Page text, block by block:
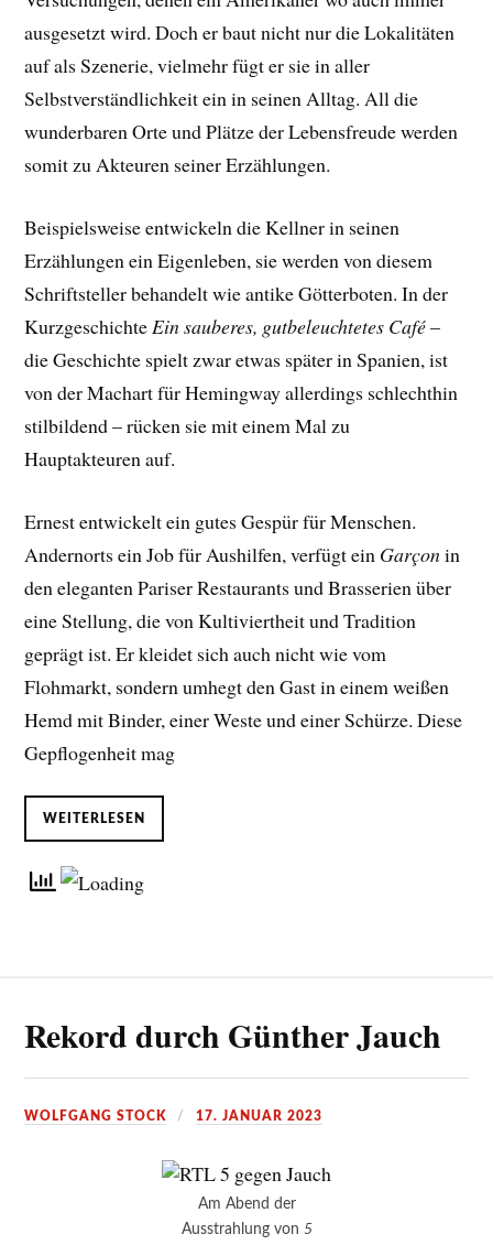
ausgesetzt wird. Doch er baut nicht nur die Lokalitäten
auf als Szenerie, vielmehr fügt er sie in aller
Selbstverständlichkeit ein in seinen Alltag. All die
wunderbaren Orte und Plätze der Lebensfreude werden
somit zu Akteuren seiner Erzählungen.
Beispielsweise entwickeln die Kellner in seinen
Erzählungen ein Eigenleben, sie werden von diesem
Schriftsteller behandelt wie antike Götterboten. In der
KurzgeschichteEin sauberes, gutbeleuchtetes Café–
die Geschichte spielt zwar etwas später in Spanien, ist
von der Machart für Hemingway allerdings schlechthin
stilbildend – rücken sie mit einem Mal zu
Hauptakteuren auf.
Ernest entwickelt ein gutes Gespür für Menschen.
Andernorts ein Job für Aushilfen, verfügt ein Garçonin
den eleganten Pariser Restaurants und Brasserien über
eine Stellung, die von Kultiviertheit und Tradition
geprägt ist. Er kleidet sich auch nicht wie vom
Flohmarkt, sondern umhegt den Gast in einem weißen
Hemd mit Binder, einer Weste und einer Schürze. Diese
Gepflogenheit mag
WEITERLESEN
Rekord durch Günther Jauch
WOLFGANG STOCK 17. JANUAR 2023
Am Abend der
Ausstrahlung von 5